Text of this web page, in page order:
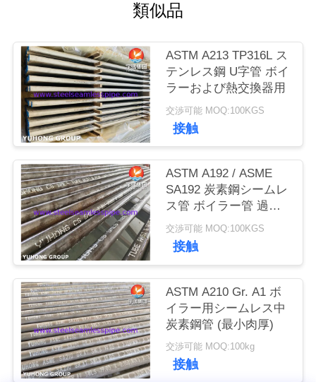
し
な
さ
い
引
用
を
要
類似品
ASTM A213 TP316L ス
テンレス鋼 U字管 ボイ
ラーおよび熱交換器用
交渉可能 MOQ:100KGS
接触
ASTM A192 / ASME
SA192 炭素鋼シームレ
ス管 ボイラー管 過熱
器管
交渉可能 MOQ:100KGS
接触
ASTM A210 Gr. A1 ボ
イラー用シームレス中
炭素鋼管 (最小肉厚)
交渉可能 MOQ:100kg
接触